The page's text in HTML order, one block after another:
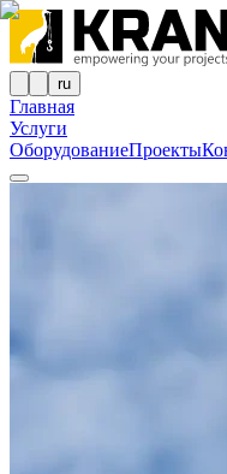
ru
Главная
Услуги
ОборудованиеПроекты